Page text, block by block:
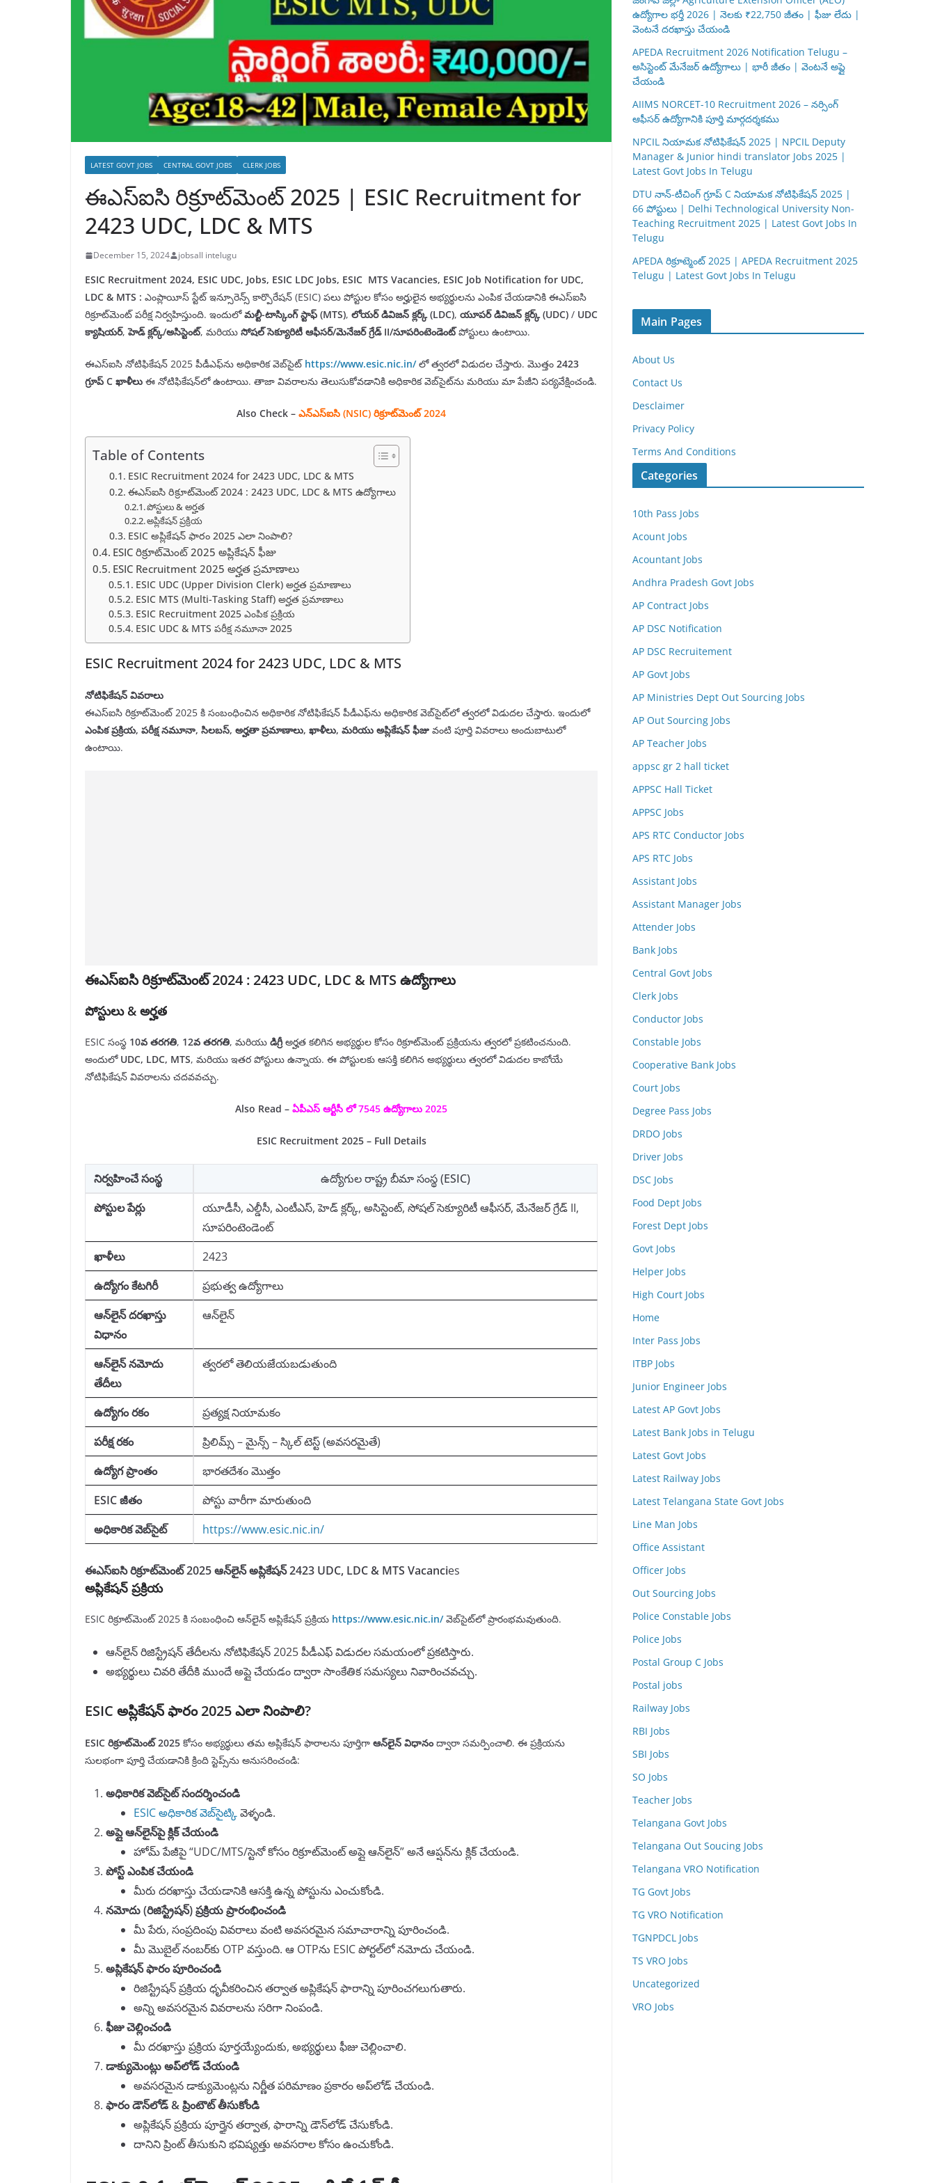
LATEST GOVT JOBS CENTRAL GOVT JOBS CLERK JOBS
ఈఎస్‌ఐసి రిక్రూట్‌మెంట్ 2025 | ESIC Recruitment for
2423 UDC, LDC & MTS
December 15, 2024 jobsall intelugu
ESIC Recruitment 2024, ESIC UDC, Jobs, ESIC LDC Jobs, ESIC MTS Vacancies, ESIC Job Notification for UDC,
LDC & MTS : ఎంప్లాయీస్ స్టేట్ ఇన్సూరెన్స్ కార్పొరేషన్ (ESIC) పలు పోస్టుల కోసం అర్హులైన అభ్యర్థులను ఎంపిక చేయడానికి ఈఎస్‌ఐసి
రిక్రూట్‌మెంట్ పరీక్ష నిర్వహిస్తుంది. ఇందులోమల్టీ-టాస్కింగ్ స్టాఫ్ (MTS), లోయర్ డివిజన్ క్లర్క్ (LDC), యూపర్ డివిజన్ క్లర్క్ (UDC) / UDC
క్యాషియర్,హెడ్ క్లర్క్/అసిస్టెంట్, మరియు సోషల్ సెక్యూరిటీ ఆఫీసర్/మెనేజర్ గ్రేడ్ II/సూపరింటెండెంట్పోస్టులు ఉంటాయి.
ఈఎస్ఐసి నోటిఫికేషన్ 2025 పీడీఎఫ్‌ను అధికారిక వెబ్‌సైట్ https://www.esic.nic.in/లో త్వరలో విడుదల చేస్తారు. మొత్తం 2423
గ్రూప్ C ఖాళీలు ఈ నోటిఫికేషన్‌లో ఉంటాయి. తాజా వివరాలను తెలుసుకోవడానికి అధికారిక వెబ్‌సైట్‌ను మరియు మా పేజీని పర్యవేక్షించండి.
Also Check – ఎన్‌ఎస్‌ఐసి (NSIC) రిక్రూట్‌మెంట్ 2024
Table of Contents
ESIC Recruitment 2024 for 2423 UDC, LDC & MTS
ఈఎస్‌ఐసి రిక్రూట్‌మెంట్ 2024 : 2423 UDC, LDC & MTS ఉద్యోగాలు
పోస్టులు & అర్హత
అప్లికేషన్ ప్రక్రియ
ESIC అప్లికేషన్ ఫారం 2025 ఎలా నింపాలి?
ESIC రిక్రూట్‌మెంట్ 2025 అప్లికేషన్ ఫీజు
ESIC Recruitment 2025 అర్హత ప్రమాణాలు
ESIC UDC (Upper Division Clerk) అర్హత ప్రమాణాలు
ESIC MTS (Multi-Tasking Staff) అర్హత ప్రమాణాలు
ESIC Recruitment 2025 ఎంపిక ప్రక్రియ
ESIC UDC & MTS పరీక్ష నమూనా 2025
ESIC Recruitment 2024 for 2423 UDC, LDC & MTS
నోటిఫికేషన్ వివరాలు
ఈఎస్‌ఐసి రిక్రూట్‌మెంట్ 2025 కి సంబంధించిన అధికారిక నోటిఫికేషన్ పీడీఎఫ్‌ను అధికారిక వెబ్‌సైట్‌లో త్వరలో విడుదల చేస్తారు. ఇందులో
ఎంపిక ప్రక్రియ, పరీక్ష నమూనా, సిలబస్, అర్హతా ప్రమాణాలు, ఖాళీలు, మరియు అప్లికేషన్ ఫీజు వంటి పూర్తి వివరాలు అందుబాటులో
ఉంటాయి.
ఈఎస్‌ఐసి రిక్రూట్‌మెంట్ 2024 : 2423 UDC, LDC & MTS ఉద్యోగాలు
పోస్టులు & అర్హత
ESIC సంస్థ 10వ తరగతి, 12వ తరగతి, మరియు డిగ్రీఅర్హత కలిగిన అభ్యర్థుల కోసం రిక్రూట్‌మెంట్ ప్రక్రియను త్వరలో ప్రకటించనుంది.
అందులో UDC, LDC, MTS, మరియు ఇతర పోస్టులు ఉన్నాయ. ఈ పోస్టులకు ఆసక్తి కలిగిన అభ్యర్థులు త్వరలో విడుదల కాబోయే
నోటిఫికేషన్ వివరాలను చదవవచ్చు.
Also Read – ఏపీఎస్ ఆర్టీసీ లో 7545 ఉద్యోగాలు 2025
ESIC Recruitment 2025 – Full Details
నిర్వహించే సంస్థ
ఉద్యోగుల రాష్ట్ర బీమా సంస్థ (ESIC)
పోస్టుల పేర్లు
యూడీసీ, ఎల్డీసీ, ఎంటీఎస్, హెడ్ క్లర్క్, అసిస్టెంట్, సోషల్ సెక్యూరిటీ ఆఫీసర్, మేనేజర్ గ్రేడ్ II,
సూపరింటెండెంట్
ఖాళీలు
2423
ఉద్యోగం కేటగిరీ
ప్రభుత్వ ఉద్యోగాలు
ఆన్‌లైన్ దరఖాస్తు
విధానం
ఆన్‌లైన్
ఆన్‌లైన్ నమోదు
తేదీలు
త్వరలో తెలియజేయబడుతుంది
ఉద్యోగం రకం
ప్రత్యక్ష నియామకం
పరీక్ష రకం
ప్రిలిమ్స్ – మైన్స్ – స్కిల్ టెస్ట్ (అవసరమైతే)
ఉద్యోగ ప్రాంతం
భారతదేశం మొత్తం
ESIC జీతం
పోస్టు వారీగా మారుతుంది
అధికారిక వెబ్‌సైట్
https://www.esic.nic.in/
ఈఎస్‌ఐసి రిక్రూట్‌మెంట్ 2025 ఆన్‌లైన్ అప్లికేషన్ 2423 UDC, LDC & MTS Vacancies
అప్లికేషన్ ప్రక్రియ
ESIC రిక్రూట్‌మెంట్ 2025 కి సంబంధించి ఆన్‌లైన్ అప్లికేషన్ ప్రక్రియ https://www.esic.nic.in/ వెబ్‌సైట్‌లో ప్రారంభమవుతుంది.
ఆన్‌లైన్ రిజిస్ట్రేషన్ తేదీలను నోటిఫికేషన్ 2025 పీడీఎఫ్ విడుదల సమయంలో ప్రకటిస్తారు.
అభ్యర్థులు చివరి తేదీకి ముందే అప్లై చేయడం ద్వారా సాంకేతిక సమస్యలు నివారించవచ్చు.
ESIC అప్లికేషన్ ఫారం 2025 ఎలా నింపాలి?
ESIC రిక్రూట్‌మెంట్ 2025 కోసం అభ్యర్థులు తమ అప్లికేషన్ ఫారాలను పూర్తిగా ఆన్‌లైన్ విధానంద్వారా సమర్పించాలి. ఈ ప్రక్రియను
సులభంగా పూర్తి చేయడానికి క్రింది స్టెప్స్‌ను అనుసరించండి:
అధికారిక వెబ్‌సైట్‌ సందర్శించండి
ESIC అధికారిక వెబ్‌సైట్కి వెళ్ళండి.
అప్లై ఆన్‌లైన్‌పై క్లిక్ చేయండి
హోమ్ పేజీపై “UDC/MTS/స్టెనో కోసం రిక్రూట్‌మెంట్ అప్లై ఆన్‌లైన్” అనే ఆప్షన్‌ను క్లిక్ చేయండి.
పోస్ట్ ఎంపిక చేయండి
మీరు దరఖాస్తు చేయడానికి ఆసక్తి ఉన్న పోస్టును ఎంచుకోండి.
నమోదు (రిజిస్ట్రేషన్) ప్రక్రియ ప్రారంభించండి
మీ పేరు, సంప్రదింపు వివరాలు వంటి అవసరమైన సమాచారాన్ని పూరించండి.
మీ మొబైల్ నంబర్‌కు OTP వస్తుంది. ఆ OTPను ESIC పోర్టల్‌లో నమోదు చేయండి.
అప్లికేషన్ ఫారం పూరించండి
రిజిస్ట్రేషన్ ప్రక్రియ ధృవీకరించిన తర్వాత అప్లికేషన్ ఫారాన్ని పూరించగలుగుతారు.
అన్ని అవసరమైన వివరాలను సరిగా నింపండి.
ఫీజు చెల్లించండి
మీ దరఖాస్తు ప్రక్రియ పూర్తయ్యేందుకు, అభ్యర్థులు ఫీజు చెల్లించాలి.
డాక్యుమెంట్లు అప్‌లోడ్ చేయండి
అవసరమైన డాక్యుమెంట్లను నిర్ణీత పరిమాణం ప్రకారం అప్‌లోడ్ చేయండి.
ఫారం డౌన్‌లోడ్ & ప్రింటౌట్ తీసుకోండి
అప్లికేషన్ ప్రక్రియ పూర్తైన తర్వాత, ఫారాన్ని డౌన్‌లోడ్ చేసుకోండి.
దానిని ప్రింట్ తీసుకుని భవిష్యత్తు అవసరాల కోసం ఉంచుకోండి.
ఉద్యోగాల భర్తీ 2026 | నెలకు ₹22,750 జీతం | ఫీజు లేదు |
వెంటనే దరఖాస్తు చేయండి
APEDA Recruitment 2026 Notification Telugu –
అసిస్టెంట్ మేనేజర్ ఉద్యోగాలు | భారీ జీతం | వెంటనే అప్లై
చేయండి
AIIMS NORCET-10 Recruitment 2026 – నర్సింగ్
ఆఫీసర్ ఉద్యోగానికి పూర్తి మార్గదర్శకము
NPCIL నియామక నోటిఫికేషన్ 2025 | NPCIL Deputy
Manager & Junior hindi translator Jobs 2025 |
Latest Govt Jobs In Telugu
DTU నాన్-టీచింగ్ గ్రూప్ C నియామక నోటిఫికేషన్ 2025 |
66 పోస్టులు | Delhi Technological University Non-
Teaching Recruitment 2025 | Latest Govt Jobs In
Telugu
APEDA రిక్రూట్మెంట్ 2025 | APEDA Recruitment 2025
Telugu | Latest Govt Jobs In Telugu
Main Pages
About Us
Contact Us
Desclaimer
Privacy Policy
Terms And Conditions
Categories
10th Pass Jobs
Acount Jobs
Acountant Jobs
Andhra Pradesh Govt Jobs
AP Contract Jobs
AP DSC Notification
AP DSC Recruitement
AP Govt Jobs
AP Ministries Dept Out Sourcing Jobs
AP Out Sourcing Jobs
AP Teacher Jobs
appsc gr 2 hall ticket
APPSC Hall Ticket
APPSC Jobs
APS RTC Conductor Jobs
APS RTC Jobs
Assistant Jobs
Assistant Manager Jobs
Attender Jobs
Bank Jobs
Central Govt Jobs
Clerk Jobs
Conductor Jobs
Constable Jobs
Cooperative Bank Jobs
Court Jobs
Degree Pass Jobs
DRDO Jobs
Driver Jobs
DSC Jobs
Food Dept Jobs
Forest Dept Jobs
Govt Jobs
Helper Jobs
High Court Jobs
Home
Inter Pass Jobs
ITBP Jobs
Junior Engineer Jobs
Latest AP Govt Jobs
Latest Bank Jobs in Telugu
Latest Govt Jobs
Latest Railway Jobs
Latest Telangana State Govt Jobs
Line Man Jobs
Office Assistant
Officer Jobs
Out Sourcing Jobs
Police Constable Jobs
Police Jobs
Postal Group C Jobs
Postal jobs
Railway Jobs
RBI Jobs
SBI Jobs
SO Jobs
Teacher Jobs
Telangana Govt Jobs
Telangana Out Soucing Jobs
Telangana VRO Notification
TG Govt Jobs
TG VRO Notification
TGNPDCL Jobs
TS VRO Jobs
Uncategorized
VRO Jobs